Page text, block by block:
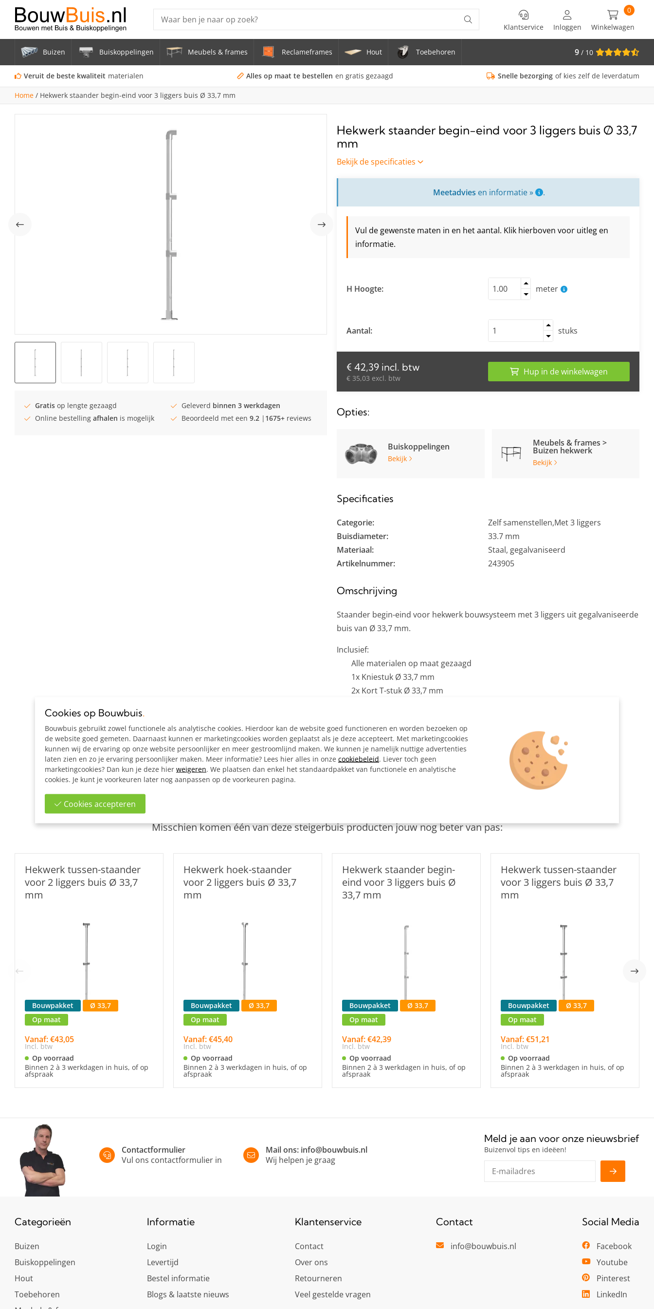
Producten
Steigerbuis onderstel tafel uit buis Ø 33,7 mm zwenkwielen Ø 75 mm
Vrijstaand Spandoekframe (zonder spandoek) uit gegalvaniseerde stalen buis Ø 33.7
mm
Zwarte steigerbuis staal Ø 21,3 mm
Klantservice Inloggen Winkelwagen
0
Buizen Buiskoppelingen Meubels & frames Reclameframes Hout Toebehoren 9 / 10
Veruit de beste kwaliteit materialen Alles op maat te bestellen en gratis gezaagd Snelle bezorging of kies zelf de leverdatum
Home / Hekwerk staander begin-eind voor 3 liggers buis Ø 33,7 mm
Gratis op lengte gezaagd Geleverd binnen 3 werkdagen
Online bestelling afhalen is mogelijk Beoordeeld met een 9.2 | 1675+ reviews
Hekwerk staander begin-eind voor 3 liggers buis Ø 33,7
mm
Bekijk de specificaties
Meetadvies en informatie » .
Vul de gewenste maten in en het aantal. Klik hierboven voor uitleg en
informatie.
H Hoogte: meter
Aantal: stuks
€ 42,39 incl. btw
€ 35,03 excl. btw
Hup in de winkelwagen
Opties:
Buiskoppelingen
Bekijk
Meubels & frames >
Buizen hekwerk
Bekijk
Specificaties
Categorie:
Zelf samenstellen,Met 3 liggers
Buisdiameter:
33.7 mm
Materiaal:
Staal, gegalvaniseerd
Artikelnummer:
243905
Omschrijving
Staander begin-eind voor hekwerk bouwsysteem met 3 liggers uit gegalvaniseerde
buis van Ø 33,7 mm.
Inclusief:
Alle materialen op maat gezaagd
1x Kniestuk Ø 33,7 mm
2x Kort T-stuk Ø 33,7 mm
Bouwtekening
Misschien komen één van deze steigerbuis producten jouw nog beter van pas:
Hekwerk tussen-staander
voor 2 liggers buis Ø 33,7
mm
Bouwpakket
Ø 33,7
Op maat
Vanaf: €43,05
Incl. btw
Op voorraad
Binnen 2 à 3 werkdagen in huis, of op
afspraak
Hekwerk hoek-staander
voor 2 liggers buis Ø 33,7
mm
Bouwpakket
Ø 33,7
Op maat
Vanaf: €45,40
Incl. btw
Op voorraad
Binnen 2 à 3 werkdagen in huis, of op
afspraak
Hekwerk staander begin-
eind voor 3 liggers buis Ø
33,7 mm
Bouwpakket
Ø 33,7
Op maat
Vanaf: €42,39
Incl. btw
Op voorraad
Binnen 2 à 3 werkdagen in huis, of op
afspraak
Hekwerk tussen-staander
voor 3 liggers buis Ø 33,7
mm
Bouwpakket
Ø 33,7
Op maat
Vanaf: €51,21
Incl. btw
Op voorraad
Binnen 2 à 3 werkdagen in huis, of op
afspraak
Contactformulier
Vul ons contactformulier in
Mail ons: info@bouwbuis.nl
Wij helpen je graag
Meld je aan voor onze nieuwsbrief
Buizenvol tips en ideëen!
Categorieën
Buizen
Buiskoppelingen
Hout
Toebehoren
Informatie
Login
Levertijd
Bestel informatie
Blogs & laatste nieuws
Klantenservice
Contact
Over ons
Retourneren
Veel gestelde vragen
Contact
info@bouwbuis.nl
Social Media
Facebook
Youtube
Pinterest
LinkedIn
Cookies op Bouwbuis.
Bouwbuis gebruikt zowel functionele als analytische cookies. Hierdoor kan de website goed functioneren en worden bezoeken op
de website goed gemeten. Daarnaast kunnen er marketingcookies worden geplaatst als je deze accepteert. Met marketingcookies
kunnen wij de ervaring op onze website persoonlijker en meer gestroomlijnd maken. We kunnen je namelijk nuttige advertenties
laten zien en zo je ervaring persoonlijker maken. Meer informatie? Lees hier alles in onze cookiebeleid. Liever toch geen
marketingcookies? Dan kun je deze hier weigeren. We plaatsen dan enkel het standaardpakket van functionele en analytische
cookies. Je kunt je voorkeuren later nog aanpassen op de voorkeuren pagina.
Cookies accepteren